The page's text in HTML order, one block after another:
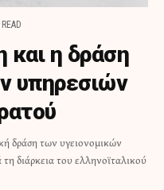
η δράση
υπηρεσιών
δράση των υγειονομικών
διάρκεια του ελληνοϊταλικού